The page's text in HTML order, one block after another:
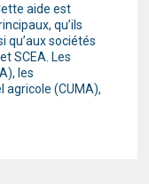
aide est
qu’ils
qu’aux sociétés
SCEA. Les
les
agricole (CUMA),